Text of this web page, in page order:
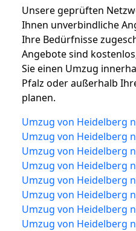
Unsere geprüften
Ihnen unverbindliche
Ihre Bedürfnisse
Angebote sind
Sie einen Umzug
Pfalz oder außerhalb
planen.
Umzug von Heidelberg
Umzug von Heidelberg
Umzug von Heidelberg
Umzug von Heidelberg
Umzug von Heidelberg
Umzug von Heidelberg
Umzug von Heidelberg
Umzug von Heidelberg